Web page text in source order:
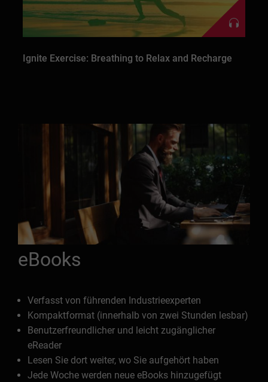
Ignite Exercise: Breathing to Relax and Recharge
eBooks
Verfasst von führenden Industrieexperten
Kompaktformat (innerhalb von zwei Stunden lesbar)
Benutzerfreundlicher und leicht zugänglicher
eReader
Lesen Sie dort weiter, wo Sie aufgehört haben
Jede Woche werden neue eBooks hinzugefügt